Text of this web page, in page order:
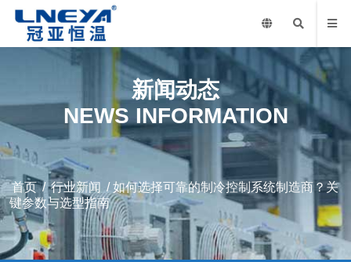
新闻动态
NEWS INFORMATION
首页/行业新闻 / 如何选择可靠的制冷控制系统制造商？关
键参数与选型指南